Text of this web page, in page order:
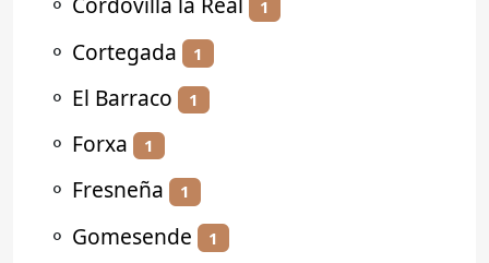
1
⚬ Cortegada 1
⚬ El Barraco 1
⚬ Forxa 1
⚬ Fresneña 1
⚬ Gomesende 1